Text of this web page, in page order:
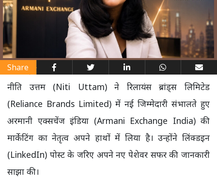
Share
नीति उत्तम (Niti Uttam) ने रिलायंस ब्रांड्स लिमिटेड
(Reliance Brands Limited) में नई जिम्मेदारी संभालते हुए
अरमानी एक्सचेंज इंडिया (Armani Exchange India) की
मार्केटिंग का नेतृत्व अपने हाथों में लिया है। उन्होंने लिंक्डइन
(LinkedIn) पोस्ट के जरिए अपने नए पेशेवर सफर की जानकारी
साझा की।